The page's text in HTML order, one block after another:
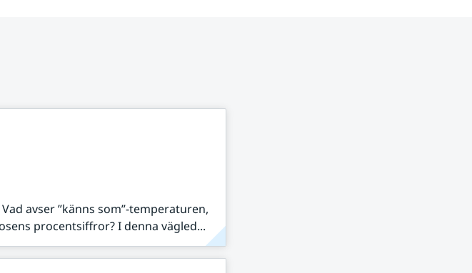
avser ”känns som”-temperaturen,
procentsiffror? I denna vägled...